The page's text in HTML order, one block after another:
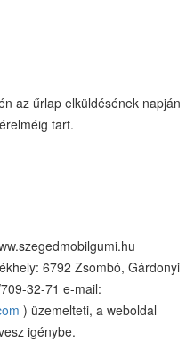
az űrlap elküldésének napján
tart.
6792 Zsombó, Gárdonyi
32-71 e-mail:
) üzemelteti, a weboldal
igénybe.